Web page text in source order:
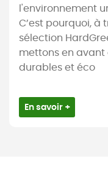
l'environnement
C’est pourquoi, à
sélection
mettons en avant
durables et éco
En savoir +